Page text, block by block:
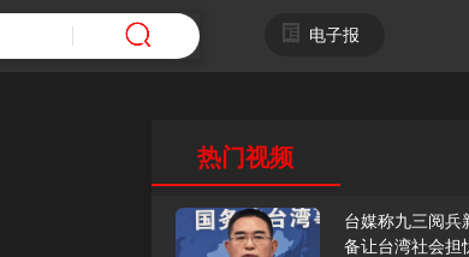
电子报
热门视频
台媒称九三阅兵
备让台湾社会担